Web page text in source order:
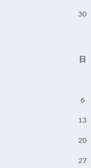
30
日
6
13
20
27